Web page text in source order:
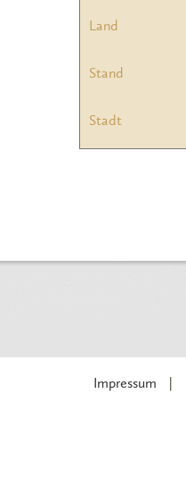
Land
Stand
Stadt
Impressum